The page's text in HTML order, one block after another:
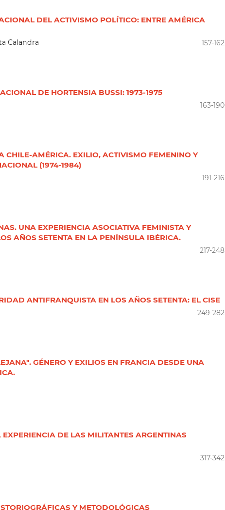
DEL ACTIVISMO POLÍTICO: ENTRE AMÉRICA
Calandra 157-162
DE HORTENSIA BUSSI: 1973-1975
163-190
CHILE-AMÉRICA. EXILIO, ACTIVISMO FEMENINO Y
(1974-1984)
191-216
UNA EXPERIENCIA ASOCIATIVA FEMINISTA Y
AÑOS SETENTA EN LA PENÍNSULA IBÉRICA.
217-248
ANTIFRANQUISTA EN LOS AÑOS SETENTA: EL CISE
249-282
GÉNERO Y EXILIOS EN FRANCIA DESDE UNA
DE LAS MILITANTES ARGENTINAS
317-342
Y METODOLÓGICAS